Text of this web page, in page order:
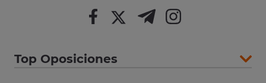
Top Oposiciones